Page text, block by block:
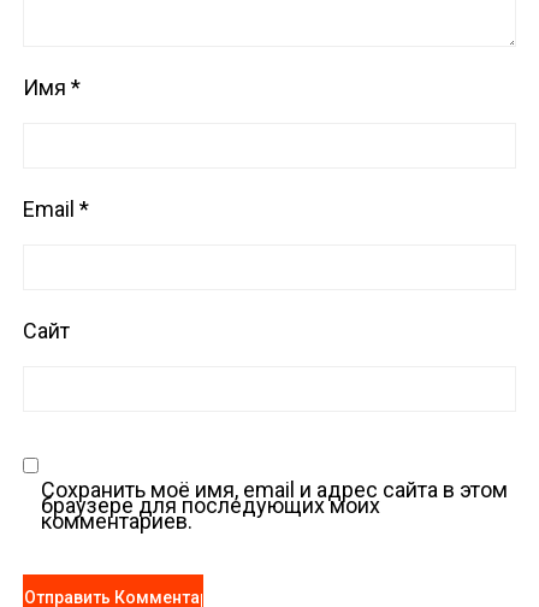
Имя*
Email*
Сайт
Сохранить моё имя, email и адрес сайта в этом
браузере для последующих моих
комментариев.